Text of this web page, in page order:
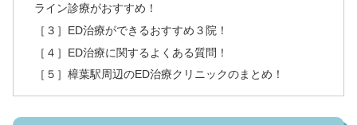
ライン診療がおすすめ！
［３］ED治療ができるおすすめ３院！
［４］ED治療に関するよくある質問！
［５］樟葉駅周辺のED治療クリニックのまとめ！